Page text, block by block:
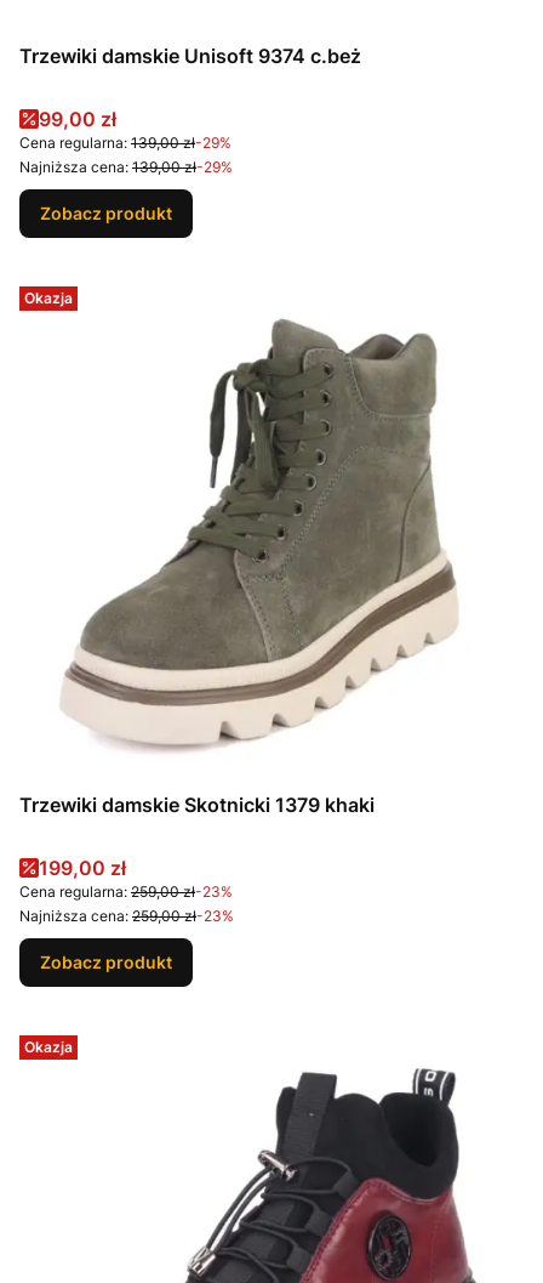
Trzewiki damskie Unisoft 9374 c.beż
Cena promocyjna
99,00 zł
Cena regularna: 139,00 zł-29%
Najniższa cena: 139,00 zł-29%
Zobacz produkt
Okazja
Trzewiki damskie Skotnicki 1379 khaki
Cena promocyjna
199,00 zł
Cena regularna: 259,00 zł-23%
Najniższa cena: 259,00 zł-23%
Zobacz produkt
Okazja